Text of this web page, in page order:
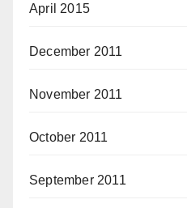
April 2015
December 2011
November 2011
October 2011
September 2011